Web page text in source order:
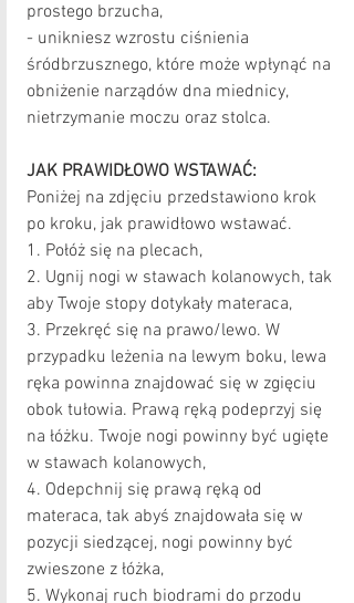
prostego brzucha,
- unikniesz wzrostu ciśnienia
śródbrzusznego, które może wpłynąć na
obniżenie narządów dna miednicy,
nietrzymanie moczu oraz stolca.
JAK PRAWIDŁOWO WSTAWAĆ:
Poniżej na zdjęciu przedstawiono krok
po kroku, jak prawidłowo wstawać.
1. Połóż się na plecach,
2. Ugnij nogi w stawach kolanowych, tak
aby Twoje stopy dotykały materaca,
3. Przekręć się na prawo/lewo. W
przypadku leżenia na lewym boku, lewa
ręka powinna znajdować się w zgięciu
obok tułowia. Prawą ręką podeprzyj się
na łóżku. Twoje nogi powinny być ugięte
w stawach kolanowych,
4. Odepchnij się prawą ręką od
materaca, tak abyś znajdowała się w
pozycji siedzącej, nogi powinny być
zwieszone z łóżka,
5. Wykonaj ruch biodrami do przodu